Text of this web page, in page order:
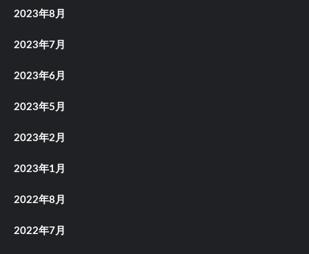
2023年8月
2023年7月
2023年6月
2023年5月
2023年2月
2023年1月
2022年8月
2022年7月